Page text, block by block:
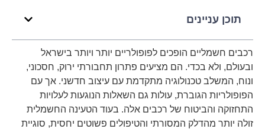
תוכן עניינים
רכבים חשמליים הופכים לפופולריים יותר ויותר בישראל
ובעולם, ולא בכדי. הם מציעים פתרון תחבורתי ירוק, חסכוני,
ונוח, המשלב טכנולוגיה מתקדמת עם עיצוב חדשני. אך עם
הפופולריות הגוברת, עולות גם השאלות הנוגעות לעלויות
התחזוקה והביטוח של רכבים אלה. בעוד הטעינה החשמלית
זולה יותר מהדלק המסורתי והטיפולים פשוטים יחסית, סוגיית